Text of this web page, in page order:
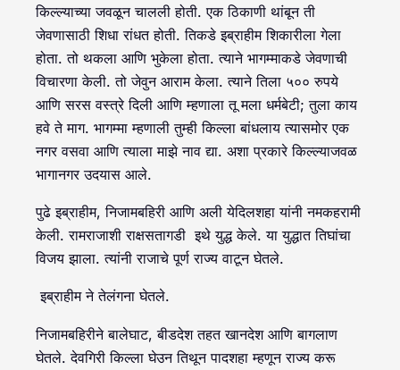
किल्ल्याच्या जवळून चालली होती. एक ठिकाणी थांबून ती
जेवणासाठी शिधा रांधत होती. तिकडे इब्राहीम शिकारीला गेला
होता. तो थकला आणि भुकेला होता. त्याने भागम्माकडे जेवणाची
विचारणा केली. तो जेवुन आराम केला. त्याने तिला ५०० रुपये
आणि सरस वस्त्रे दिली आणि म्हणाला तू मला धर्मबेटी; तुला काय
हवे ते माग. भागम्मा म्हणाली तुम्ही किल्ला बांधलाय त्यासमोर एक
नगर वसवा आणि त्याला माझे नाव द्या. अशा प्रकारे किल्ल्याजवळ
भागानगर उदयास आले.
पुढे इब्राहीम, निजामबहिरी आणि अली येदिलशहा यांनी नमकहरामी
केली. रामराजाशी राक्षसतागडी इथे युद्ध केले. या युद्धात तिघांचा
विजय झाला. त्यांनी राजाचे पूर्ण राज्य वाटून घेतले.
इब्राहीम ने तेलंगना घेतले.
निजामबहिरीने बालेघाट, बीडदेश तहत खानदेश आणि बागलाण
घेतले. देवगिरी किल्ला घेउन तिथून पादशहा म्हणून राज्य करू